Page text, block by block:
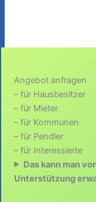
Angebot anfragen
– für Hausbesitzer
– für Mieter
– für Kommunen
– für Pendler
– für Interessierte
Das kann man
Unterstützung